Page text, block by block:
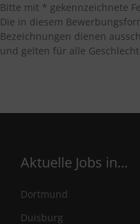
Bitte mit * gekennzeichnete
Die in diesem
Bezeichnungen dienen
und gelten für alle
Aktuelle Jobs in...
Dortmund
Duisburg